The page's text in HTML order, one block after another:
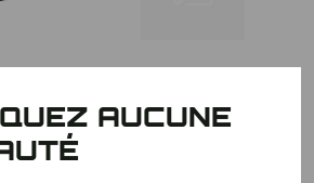
T2M Batterie Spyrit
AUCUNE